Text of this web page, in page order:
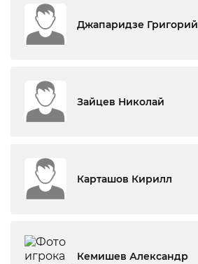
Джапаридзе Григорий
Зайцев Николай
Карташов Кирилл
Кемишев Александр